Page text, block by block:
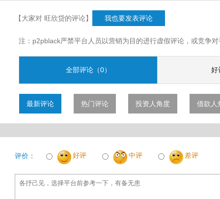
【大家对 旺欣贷的评论】 我也要发表评论
注：p2pblack严禁平台人员以营销为目的进行虚假评论，或竞争
全部评论（0） 好
最新评论 热门评论 投资人角度 借款人
评价： 好评 中评 差评